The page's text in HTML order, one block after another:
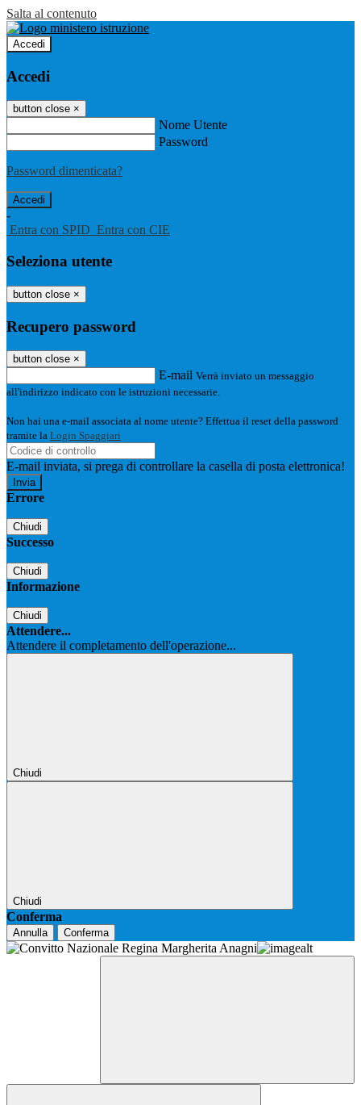
Salta al contenuto
Accedi
Accedi
button close ×
Nome Utente
Password
Password dimenticata?
-
Entra con SPID Entra con CIE
Seleziona utente
button close ×
Recupero password
button close ×
E-mail Verrà inviato un messaggio
all'indirizzo indicato con le istruzioni necessarie.
Non hai una e-mail associata al nome utente? Effettua il reset della password
tramite la Login Spaggiari
E-mail inviata, si prega di controllare la casella di posta elettronica!
Errore
Chiudi
Successo
Chiudi
Informazione
Chiudi
Attendere...
Attendere il completamento dell'operazione...
Chiudi
Chiudi
Conferma
Annulla Conferma